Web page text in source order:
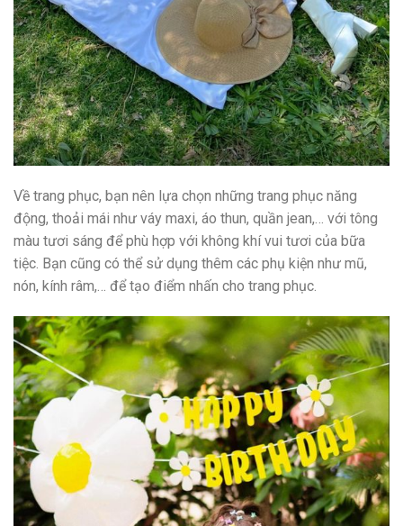
Về trang phục, bạn nên lựa chọn những trang phục năng
động, thoải mái như váy maxi, áo thun, quần jean,… với tông
màu tươi sáng để phù hợp với không khí vui tươi của bữa
tiệc. Bạn cũng có thể sử dụng thêm các phụ kiện như mũ,
nón, kính râm,… để tạo điểm nhấn cho trang phục.